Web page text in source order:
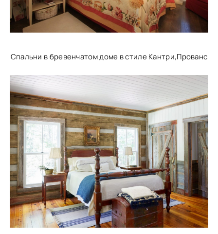
Спальни в бревенчатом доме в стиле Кантри,Прованс